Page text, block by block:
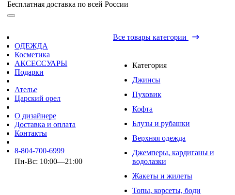
Бесплатная доставка по всей России
ОДЕЖДА
Косметика
АКСЕССУАРЫ
Подарки
Ателье
Царский орел
О дизайнере
Доставка и оплата
Контакты
8-804-700-6999
Пн-Вс: 10:00—21:00
Все товары категории
Категория
Джинсы
Пуховик
Кофта
Блузы и рубашки
Верхняя одежда
Джемперы, кардиганы и
водолазки
Жакеты и жилеты
Топы, корсеты, боди